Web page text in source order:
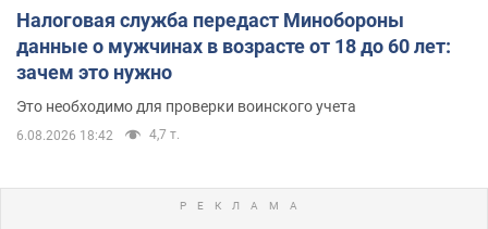
Налоговая служба передаст Минобороны
данные о мужчинах в возрасте от 18 до 60 лет:
зачем это нужно
Это необходимо для проверки воинского учета
6.08.2026 18:42 4,7 т.